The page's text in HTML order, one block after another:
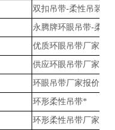
双扣吊带-柔性吊装带
永腾牌环眼吊带-柔性
优质环眼吊带厂家-柔
供应环眼吊带厂家-柔
环眼吊带厂家报价-柔
环形柔性吊带*
环形柔性吊带厂家